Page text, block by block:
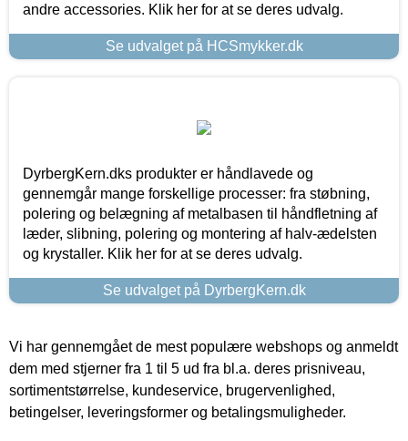
andre accessories. Klik her for at se deres udvalg.
Se udvalget på HCSmykker.dk
DyrbergKern.dks produkter er håndlavede og
gennemgår mange forskellige processer: fra støbning,
polering og belægning af metalbasen til håndfletning af
læder, slibning, polering og montering af halv-ædelsten
og krystaller. Klik her for at se deres udvalg.
Se udvalget på DyrbergKern.dk
Vi har gennemgået de mest populære webshops og anmeldt
dem med stjerner fra 1 til 5 ud fra bl.a. deres prisniveau,
sortimentstørrelse, kundeservice, brugervenlighed,
betingelser, leveringsformer og betalingsmuligheder.